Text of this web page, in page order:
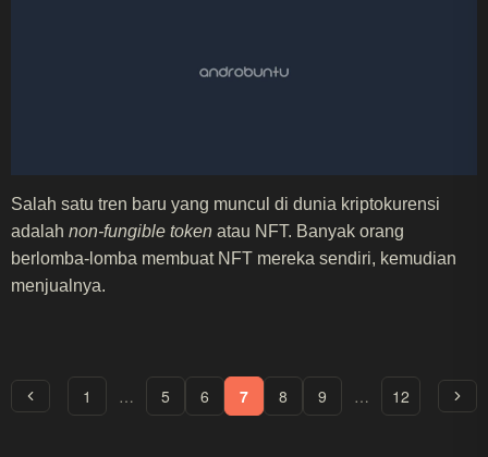
Salah satu tren baru yang muncul di dunia kriptokurensi
adalah non-fungible token atau NFT. Banyak orang
berlomba-lomba membuat NFT mereka sendiri, kemudian
menjualnya.
1 … 5 6 7 8 9 … 12